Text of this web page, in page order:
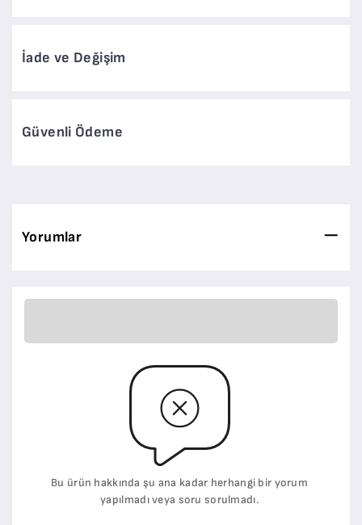
İade ve Değişim
Güvenli Ödeme
Yorumlar
Bu ürün hakkında şu ana kadar herhangi bir yorum
yapılmadı veya soru sorulmadı.